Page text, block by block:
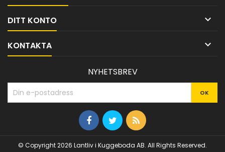
DITT KONTO 
KONTAKTA 
NYHETSBREV
© Copyright 2026 Lantliv i Kuggeboda AB. All Rights Reserved.